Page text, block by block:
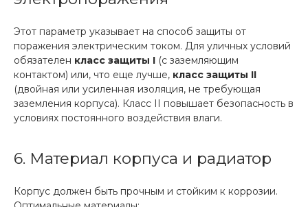
Этот параметр указывает на способ защиты от
поражения электрическим током. Для уличных условий
обязателен класс защиты I (с заземляющим
контактом) или, что еще лучше, класс защиты II
(двойная или усиленная изоляция, не требующая
заземления корпуса). Класс II повышает безопасность в
условиях постоянного воздействия влаги.
6. Материал корпуса и радиатор
Корпус должен быть прочным и стойким к коррозии.